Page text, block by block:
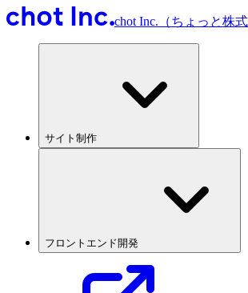
chot Inc.（ちょっと株式
サイト制作
フロントエンド開発